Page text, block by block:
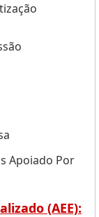
Apoiado Por
(AEE):